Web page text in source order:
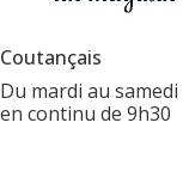
Coutançais
Du mardi au samedi
en continu de 9h30